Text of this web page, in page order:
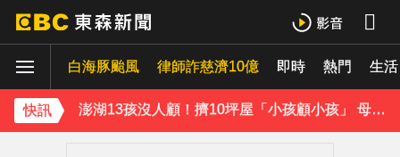
白海豚颱風 律師詐慈濟10億 即時 熱門 生活
快訊
才準備出家！昔泰國男團成員溺斃 背包藏20公斤重物
澎湖13孩沒人顧！擠10坪屋「小孩顧小孩」 母離家帶走補助金